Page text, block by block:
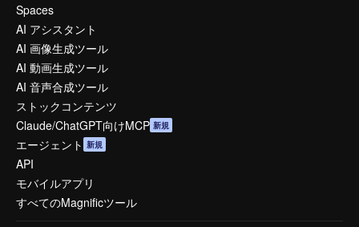
Spaces
AI アシスタント
AI 画像生成ツール
AI 動画生成ツール
AI 音声合成ツール
ストックコンテンツ
Claude/ChatGPT向けMCP 新規
エージェント 新規
API
モバイルアプリ
すべてのMagnificツール